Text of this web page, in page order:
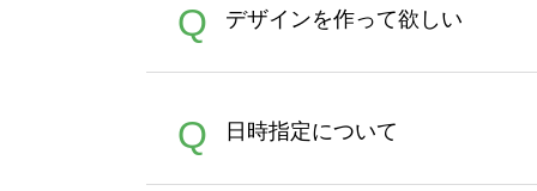
A
バッグコンシェルやタンブラ
Q デザインを作って欲しい
A
ン作成のお手伝いをすること
合は、デザインツールをご利
Q 日時指定について